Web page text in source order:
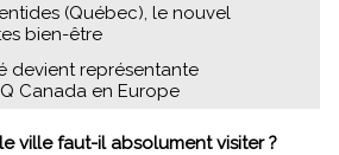
(Québec), le nouvel
bien-être
devient représentante
Canada en Europe
ville faut-il absolument visiter ?